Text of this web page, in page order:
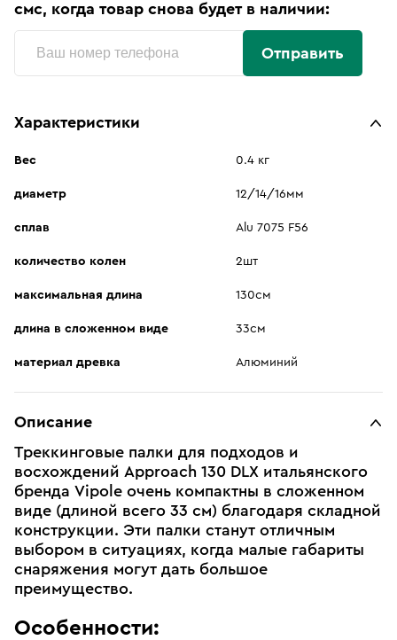
смс, когда товар снова будет в наличии:
Отправить
Характеристики
Вес 0.4 кг
диаметр 12/14/16мм
сплав Alu 7075 F56
количество колен 2шт
максимальная длина 130см
длина в сложенном виде 33см
материал древка Алюминий
Описание
Треккинговые палки для подходов и
восхождений Approach 130 DLX итальянского
бренда Vipole очень компактны в сложенном
виде (длиной всего 33 см) благодаря складной
конструкции. Эти палки станут отличным
выбором в ситуациях, когда малые габариты
снаряжения могут дать большое
преимущество.
Особенности: